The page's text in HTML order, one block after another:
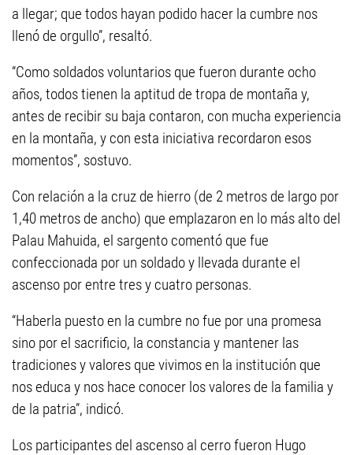
a llegar; que todos hayan podido hacer la cumbre nos
llenó de orgullo”, resaltó.
“Como soldados voluntarios que fueron durante ocho
años, todos tienen la aptitud de tropa de montaña y,
antes de recibir su baja contaron, con mucha experiencia
en la montaña, y con esta iniciativa recordaron esos
momentos”, sostuvo.
Con relación a la cruz de hierro (de 2 metros de largo por
1,40 metros de ancho) que emplazaron en lo más alto del
Palau Mahuida, el sargento comentó que fue
confeccionada por un soldado y llevada durante el
ascenso por entre tres y cuatro personas.
“Haberla puesto en la cumbre no fue por una promesa
sino por el sacrificio, la constancia y mantener las
tradiciones y valores que vivimos en la institución que
nos educa y nos hace conocer los valores de la familia y
de la patria”, indicó.
Los participantes del ascenso al cerro fueron Hugo